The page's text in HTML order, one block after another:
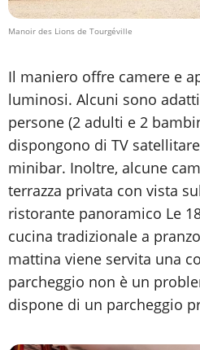
Manoir des Lions de Tourgéville
Il maniero offre camere e
luminosi. Alcuni sono
persone (2 adulti e 2
dispongono di TV
minibar. Inoltre, alcune
terrazza privata con vista
ristorante panoramico Le
cucina tradizionale a
mattina viene servita una
parcheggio non è un
dispone di un parcheggio